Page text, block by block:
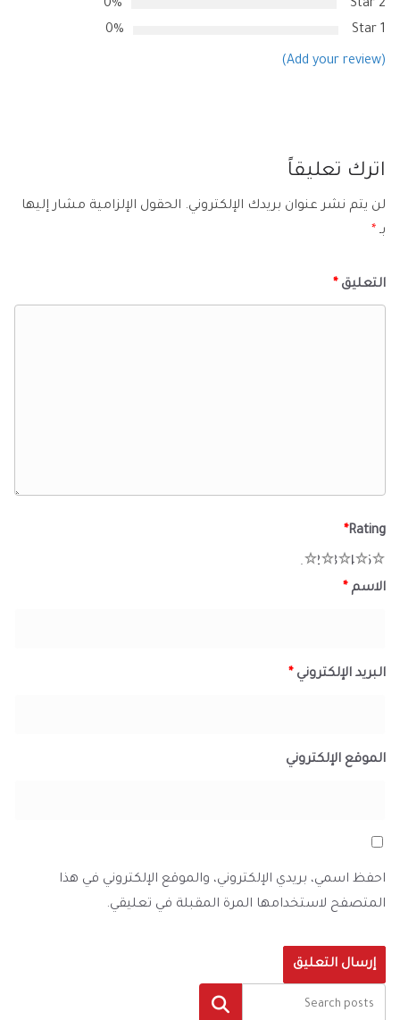
2 Star
0%
1 Star
0%
(Add your review)
اترك تعليقاً
لن يتم نشر عنوان بريدك الإلكتروني. الحقول الإلزامية مشار إليها
بـ *
التعليق*
Rating
*
5
4
3
2
الاسم*
البريد الإلكتروني*
الموقع الإلكتروني
احفظ اسمي، بريدي الإلكتروني، والموقع الإلكتروني في هذا
المتصفح لاستخدامها المرة المقبلة في تعليقي.
البحث